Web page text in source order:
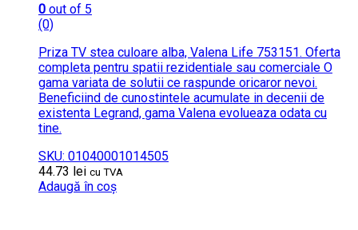
0 out of 5
(0)
Priza TV stea culoare alba, Valena Life 753151. Oferta
completa pentru spatii rezidentiale sau comerciale O
gama variata de solutii ce raspunde oricaror nevoi.
Beneficiind de cunostintele acumulate in decenii de
existenta Legrand, gama Valena evolueaza odata cu
tine.
SKU: 01040001014505
44.73 lei cu TVA
Adaugă în coș